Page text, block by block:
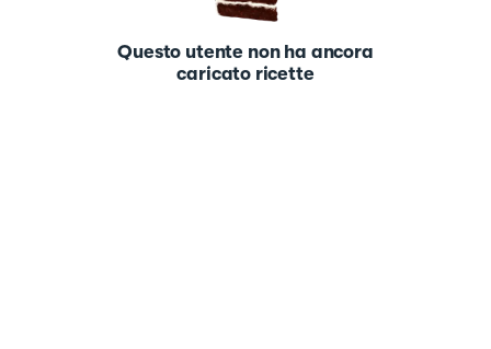
Questo utente non ha ancora
caricato ricette